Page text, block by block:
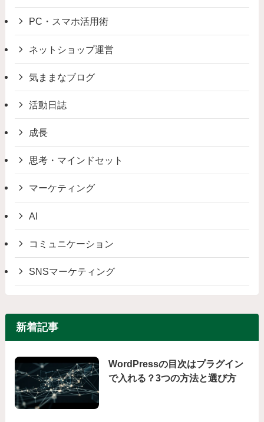
PC・スマホ活用術
ネットショップ運営
気ままなブログ
活動日誌
成長
思考・マインドセット
マーケティング
AI
コミュニケーション
SNSマーケティング
新着記事
WordPressの目次はプラグイン
で入れる？3つの方法と選び方